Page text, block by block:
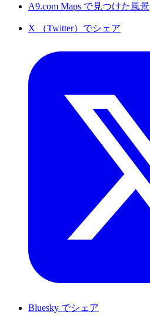
A9.com Maps で見つけた風景
X （Twitter）でシェア
Bluesky でシェア